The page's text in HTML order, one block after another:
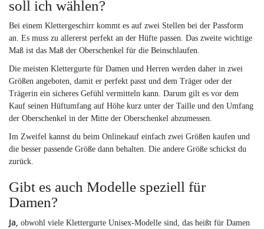
soll ich wählen?
Bei einem Klettergeschirr kommt es auf zwei Stellen bei der Passform
an. Es muss zu allererst perfekt an der Hüfte passen. Das zweite wichtige
Maß ist das Maß der Oberschenkel für die Beinschlaufen.
Die meisten Klettergurte für Damen und Herren werden daher in zwei
Größen angeboten, damit er perfekt passt und dem Träger oder der
Trägerin ein sicheres Gefühl vermitteln kann. Darum gilt es vor dem
Kauf seinen Hüftumfang auf Höhe kurz unter der Taille und den Umfang
der Oberschenkel in der Mitte der Oberschenkel abzumessen.
Im Zweifel kannst du beim Onlinekauf einfach zwei Größen kaufen und
die besser passende Größe dann behalten. Die andere Größe schickst du
zurück.
Gibt es auch Modelle speziell für
Damen?
Ja, obwohl viele Klettergurte Unisex-Modelle sind, das heißt für Damen